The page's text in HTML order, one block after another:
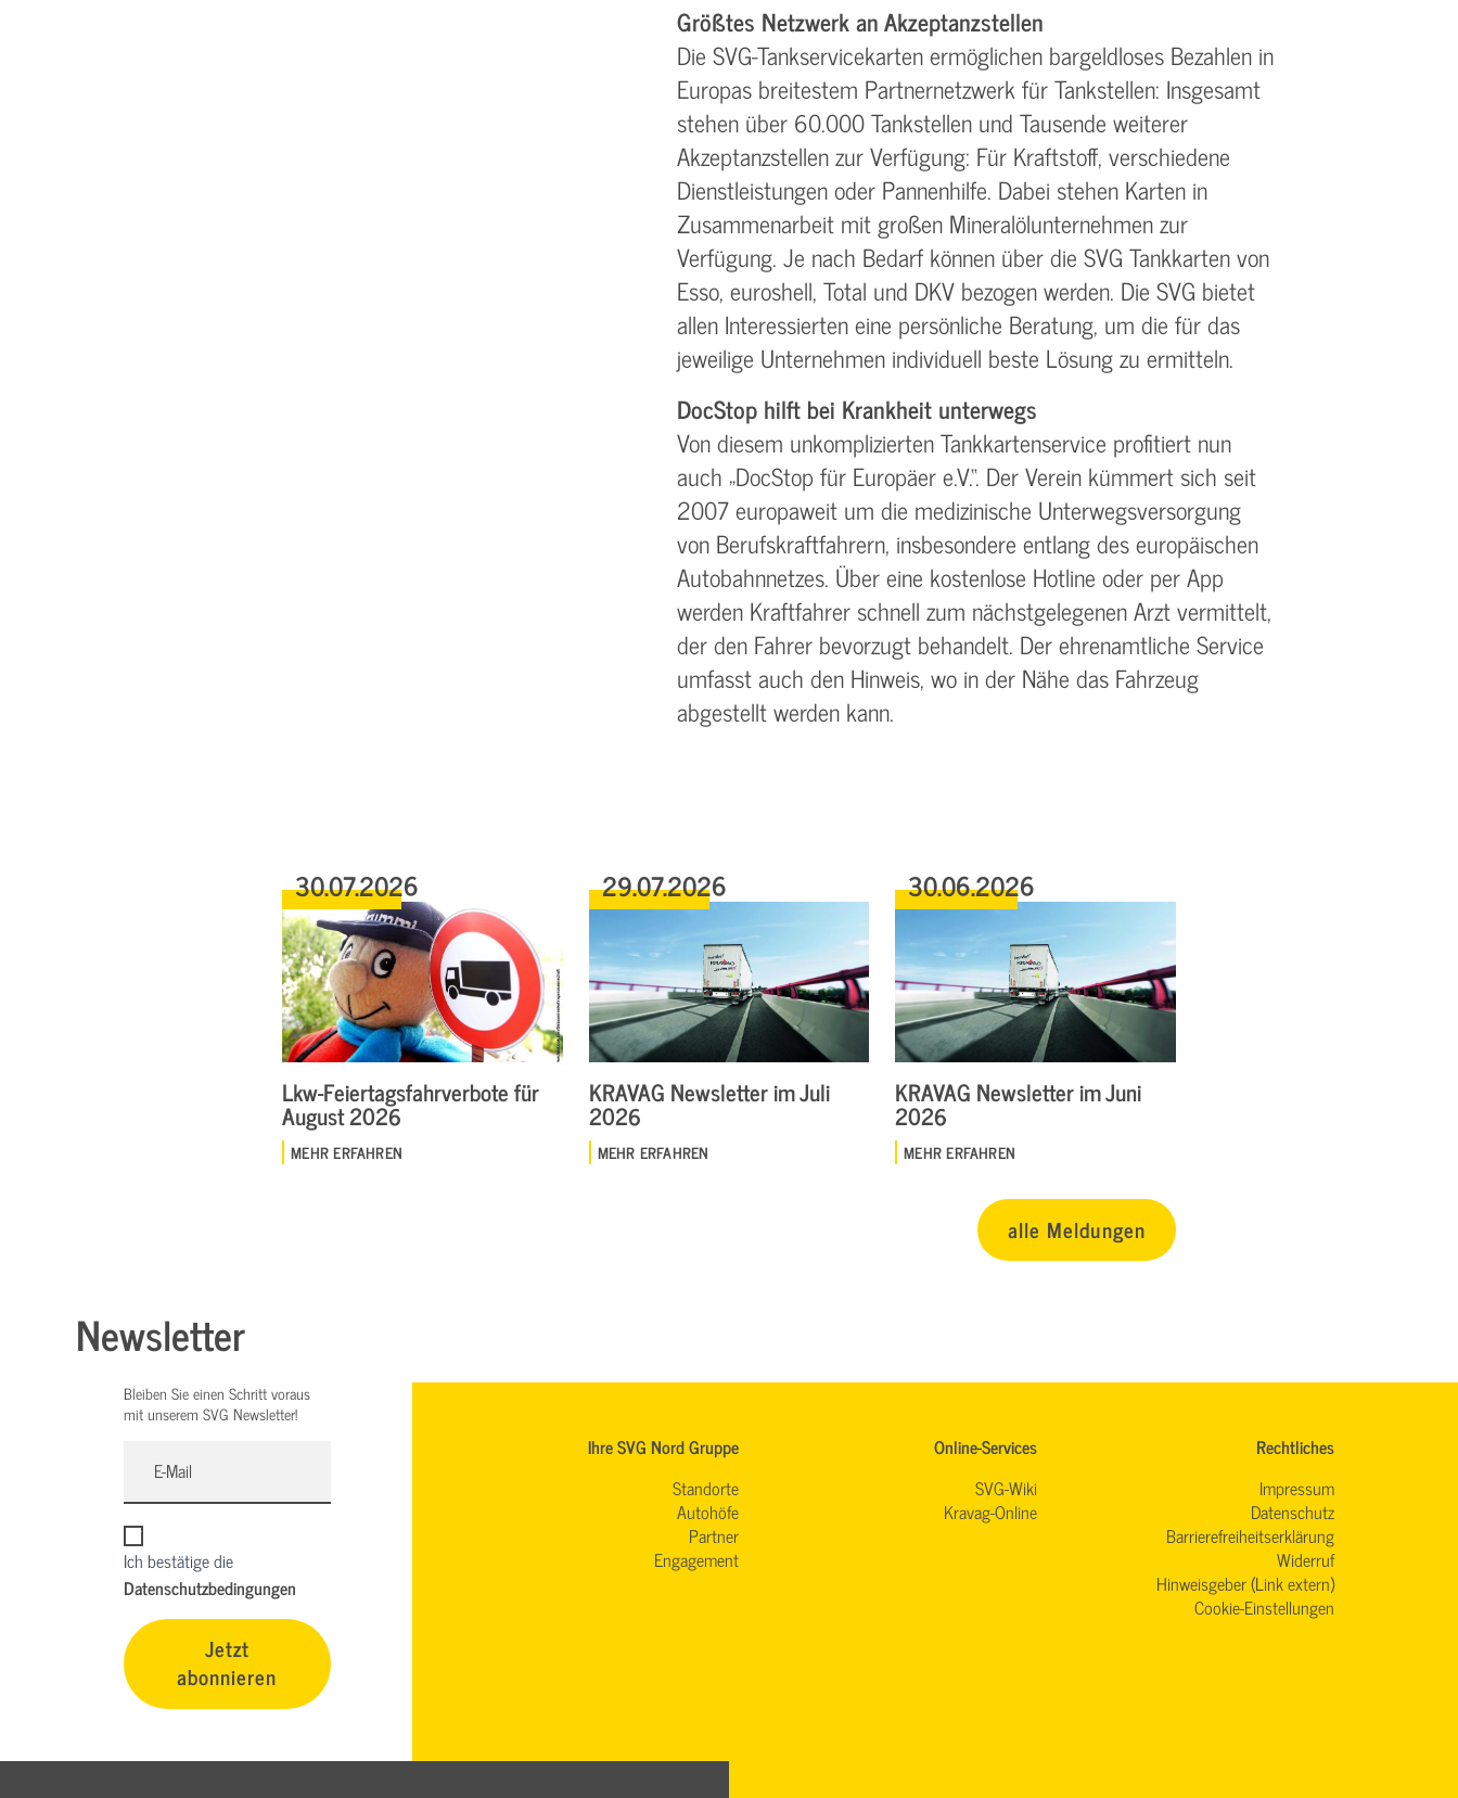
Größtes Netzwerk an Akzeptanzstellen
Die SVG-Tankservicekarten ermöglichen bargeldloses Bezahlen in
Europas breitestem Partnernetzwerk für Tankstellen: Insgesamt
stehen über 60.000 Tankstellen und Tausende weiterer
Akzeptanzstellen zur Verfügung: Für Kraftstoff, verschiedene
Dienstleistungen oder Pannenhilfe. Dabei stehen Karten in
Zusammenarbeit mit großen Mineralölunternehmen zur
Verfügung. Je nach Bedarf können über die SVG Tankkarten von
Esso, euroshell, Total und DKV bezogen werden. Die SVG bietet
allen Interessierten eine persönliche Beratung, um die für das
jeweilige Unternehmen individuell beste Lösung zu ermitteln.
DocStop hilft bei Krankheit unterwegs
Von diesem unkomplizierten Tankkartenservice profitiert nun
auch „DocStop für Europäer e.V.“. Der Verein kümmert sich seit
2007 europaweit um die medizinische Unterwegsversorgung
von Berufskraftfahrern, insbesondere entlang des europäischen
Autobahnnetzes. Über eine kostenlose Hotline oder per App
werden Kraftfahrer schnell zum nächstgelegenen Arzt vermittelt,
der den Fahrer bevorzugt behandelt. Der ehrenamtliche Service
umfasst auch den Hinweis, wo in der Nähe das Fahrzeug
abgestellt werden kann.
30.07.2026
Lkw-Feiertagsfahrverbote für
August 2026
MEHR ERFAHREN
29.07.2026
KRAVAG Newsletter im Juli
2026
MEHR ERFAHREN
30.06.2026
KRAVAG Newsletter im Juni
2026
MEHR ERFAHREN
alle Meldungen
Newsletter
Bleiben Sie einen Schritt voraus
mit unserem SVG Newsletter!
Ich bestätige die
Datenschutzbedingungen
Jetzt
abonnieren
Ihre SVG Nord Gruppe
Standorte
Autohöfe
Partner
Engagement
Online-Services
SVG-Wiki
Kravag-Online
Rechtliches
Impressum
Datenschutz
Barrierefreiheitserklärung
Widerruf
Hinweisgeber (Link extern)
Cookie-Einstellungen